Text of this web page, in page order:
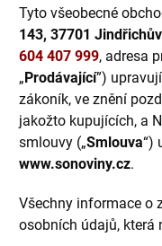
Tyto všeobecné
143, 37701
604 407 999, adresa
„Prodávající”)
zákoník, ve znění
jakožto kupujících, a
smlouvy („Smlouva“)
www.sonoviny.cz.
Všechny informace o
osobních údajů, která